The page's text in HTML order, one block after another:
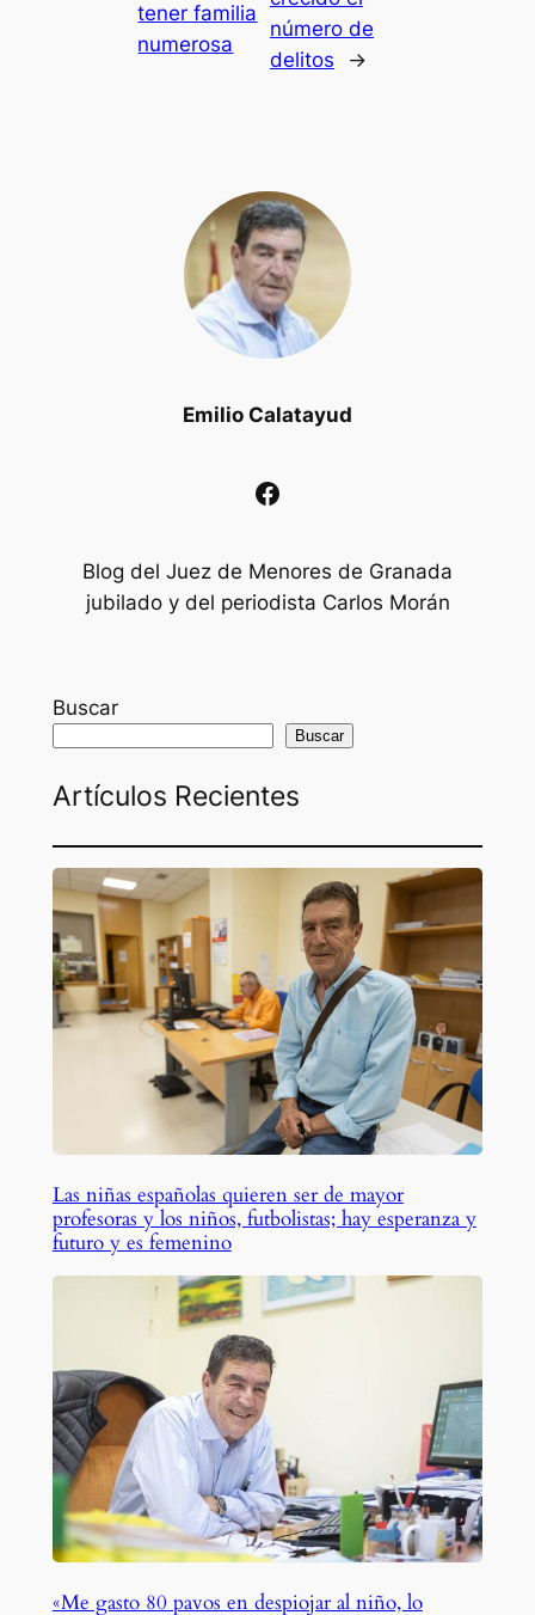
Emilio Calatayud
Facebook
Blog del Juez de Menores de Granada
jubilado y del periodista Carlos Morán
tener familia
numerosa
número de
delitos
→
Buscar
Buscar
Artículos Recientes
Las niñas españolas quieren ser de mayor
profesoras y los niños, futbolistas; hay esperanza y
futuro y es femenino
«Me gasto 80 pavos en despiojar al niño, lo